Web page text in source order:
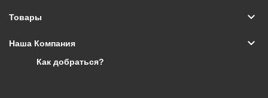
Товары keyboard_arrow_down
Наша Компания keyboard_arrow_down
Как добраться?